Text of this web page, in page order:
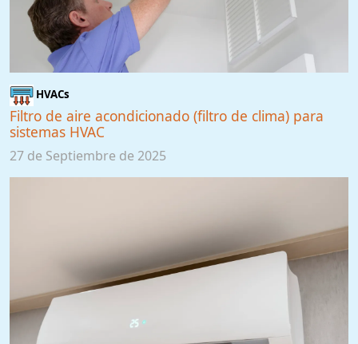
HVACs
Filtro de aire acondicionado (filtro de clima) para
sistemas HVAC
27 de Septiembre de 2025